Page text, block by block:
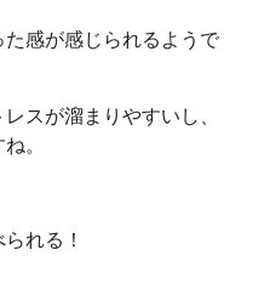
感が感じられるようで
スが溜まりやすいし、
。
れる！